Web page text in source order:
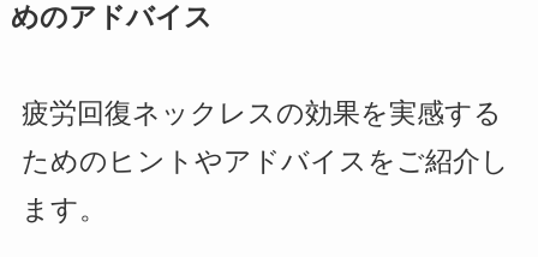
めのアドバイス
疲労回復ネックレスの効果を実感する
ためのヒントやアドバイスをご紹介し
ます。